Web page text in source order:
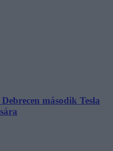
második Tesla